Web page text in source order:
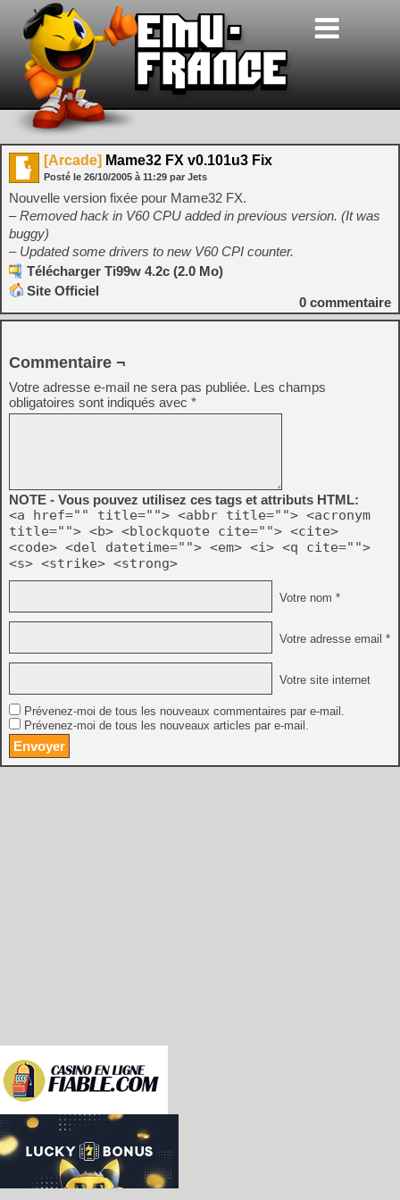
[Arcade] Mame32 FX v0.101u3 Fix
Posté le 26/10/2005 à 11:29 par Jets
Nouvelle version fixée pour Mame32 FX.
– Removed hack in V60 CPU added in previous version. (It was
buggy)
– Updated some drivers to new V60 CPI counter.
Télécharger Ti99w 4.2c (2.0 Mo)
Site Officiel
0 commentaire
Commentaire ¬
Votre adresse e-mail ne sera pas publiée. Les champs
obligatoires sont indiqués avec *
NOTE - Vous pouvez utilisez ces tags et attributs HTML:
<a href="" title=""> <abbr title=""> <acronym
title=""> <b> <blockquote cite=""> <cite>
<code> <del datetime=""> <em> <i> <q cite="">
<s> <strike> <strong>
Votre nom *
Votre adresse email *
Votre site internet
Prévenez-moi de tous les nouveaux commentaires par e-mail.
Prévenez-moi de tous les nouveaux articles par e-mail.